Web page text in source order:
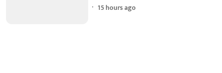
15 hours ago